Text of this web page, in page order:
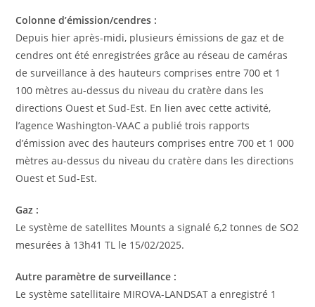
Colonne d’émission/cendres :
Depuis hier après-midi, plusieurs émissions de gaz et de
cendres ont été enregistrées grâce au réseau de caméras
de surveillance à des hauteurs comprises entre 700 et 1
100 mètres au-dessus du niveau du cratère dans les
directions Ouest et Sud-Est. En lien avec cette activité,
l’agence Washington-VAAC a publié trois rapports
d’émission avec des hauteurs comprises entre 700 et 1 000
mètres au-dessus du niveau du cratère dans les directions
Ouest et Sud-Est.
Gaz :
Le système de satellites Mounts a signalé 6,2 tonnes de SO2
mesurées à 13h41 TL le 15/02/2025.
Autre paramètre de surveillance :
Le système satellitaire MIROVA-LANDSAT a enregistré 1